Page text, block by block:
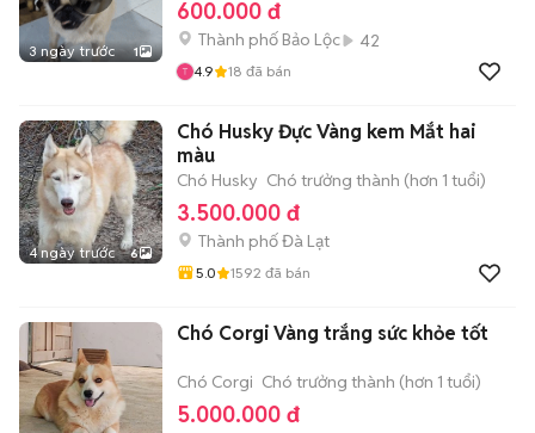
3 ngày trước 1
600.000 đ
Thành phố Bảo Lộc 42
4.9 18 đã bán
4 ngày trước 6
Chó Husky Đực Vàng kem Mắt hai
màu
Chó Husky Chó trưởng thành (hơn 1 tuổi)
3.500.000 đ
Thành phố Đà Lạt
5.0 1592 đã bán
Chó Corgi Vàng trắng sức khỏe tốt
Chó Corgi Chó trưởng thành (hơn 1 tuổi)
5.000.000 đ